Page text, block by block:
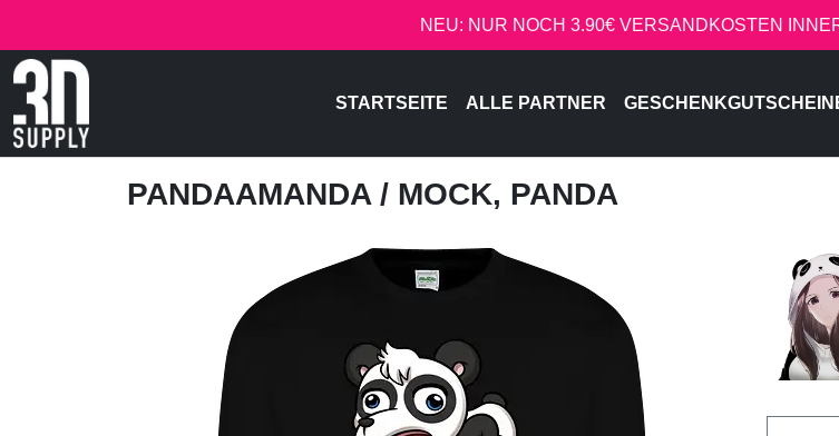
NEU: NUR NOCH 3.90€ VERSANDKOSTEN
STARTSEITE ALLE PARTNER
PANDAAMANDA / MOCK, PANDA